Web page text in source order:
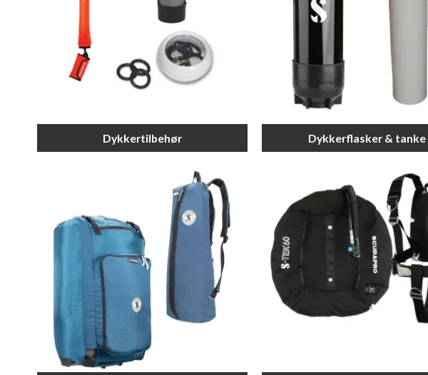
Dykkertilbehør Dykkerflasker & tanke